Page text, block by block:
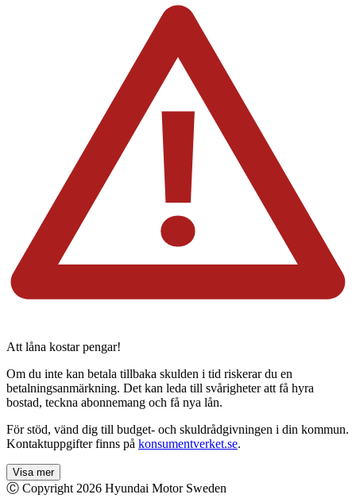
Att låna kostar pengar!
Om du inte kan betala tillbaka skulden i tid riskerar du en
betalningsanmärkning. Det kan leda till svårigheter att få hyra
bostad, teckna abonnemang och få nya lån.
För stöd, vänd dig till budget- och skuldrådgivningen i din kommun.
Kontaktuppgifter finns på konsumentverket.se.
Visa mer
Ⓒ Copyright 2026 Hyundai Motor Sweden